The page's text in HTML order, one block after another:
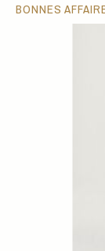
BONNES